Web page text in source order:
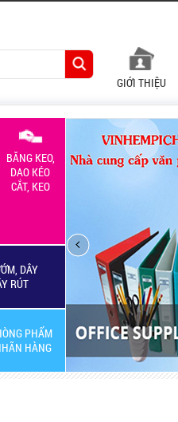
GIỚI THIỆU
BĂNG KEO,
DAO KÉO
CẮT, KEO
DÂY
RÚT
PHẨM
HÀNG